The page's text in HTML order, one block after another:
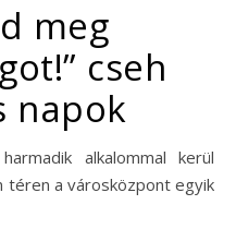
meg
cseh
napok
téren a városközpont egyik